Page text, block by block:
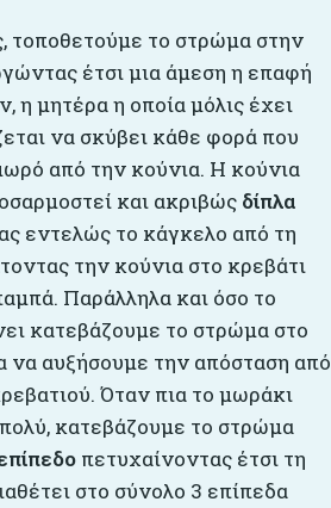
τοποθετούμε το στρώμα στην
έτσι μια άμεση η επαφή
η μητέρα η οποία μόλις έχει
να σκύβει κάθε φορά που
από την κούνια. Η κούνια
και ακριβώς δίπλα
εντελώς το κάγκελο από τη
την κούνια στο κρεβάτι
Παράλληλα και όσο το
κατεβάζουμε το στρώμα στο
να αυξήσουμε την απόσταση από
Όταν πια το μωράκι
κατεβάζουμε το στρώμα
πετυχαίνοντας έτσι τη
στο σύνολο 3 επίπεδα